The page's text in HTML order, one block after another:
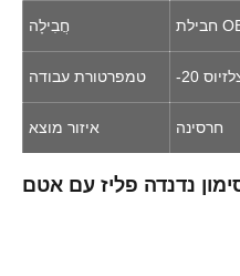
חֲבִילָה
טמפרטורת עבודה
איזור מוצא חרסינה